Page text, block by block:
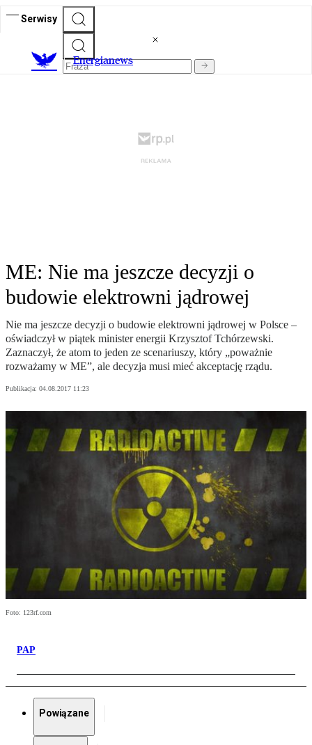
Serwisy
Energianews
ME: Nie ma jeszcze decyzji o
budowie elektrowni jądrowej
Nie ma jeszcze decyzji o budowie elektrowni jądrowej w Polsce –
oświadczył w piątek minister energii Krzysztof Tchórzewski.
Zaznaczył, że atom to jeden ze scenariuszy, który „poważnie
rozważamy w ME”, ale decyzja musi mieć akceptację rządu.
Publikacja: 04.08.2017 11:23
Foto: 123rf.com
PAP
Powiązane